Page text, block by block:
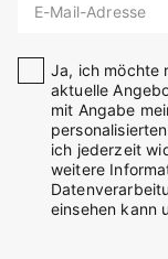
E-Mail-Adresse
Ja, ich möchte
aktuelle
mit Angabe
ich jederzeit
weitere
einsehen kann